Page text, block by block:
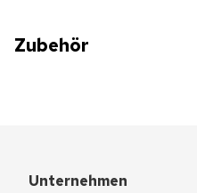
Zubehör
Unternehmen